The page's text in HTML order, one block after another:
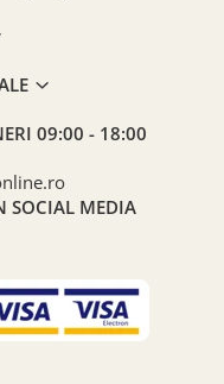
09:00 - 18:00
SOCIAL MEDIA